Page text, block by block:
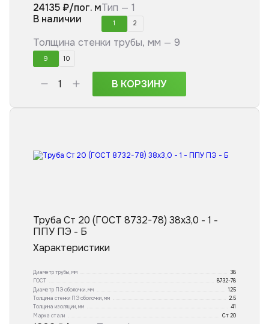
24135₽/пог. м
В наличии
Тип — 1
1 2
Толщина стенки трубы, мм — 9
9 10
В КОРЗИНУ
Труба Ст 20 (ГОСТ 8732-78) 38х3,0 - 1 -
ППУ ПЭ - Б
Характеристики
Диаметр трубы, мм
38
ГОСТ
8732-78
Диаметр ПЭ оболочки, мм
125
Толщина стенки ПЭ оболочки, мм
2.5
Толщина изоляции, мм
41
Марка стали
Ст 20